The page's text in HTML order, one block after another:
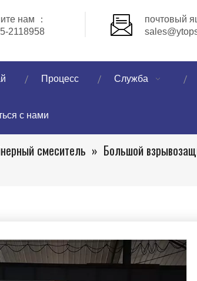
нам ：
2118958
почтовый
Процесс Служба
с нами
смеситель » Большой